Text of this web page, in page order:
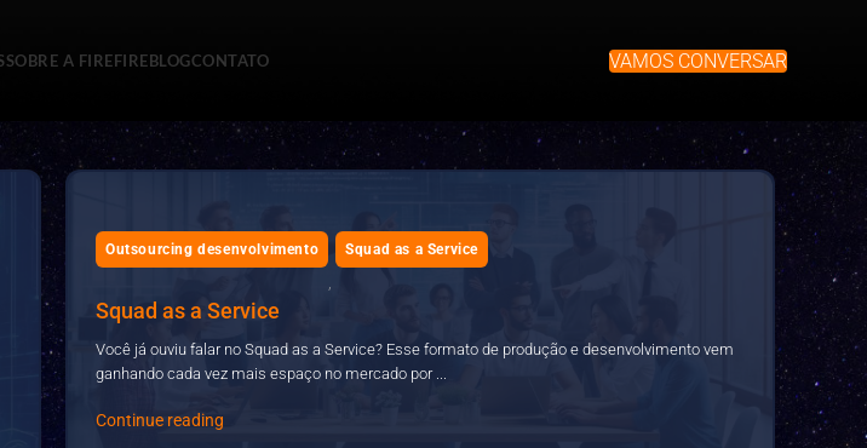
SOBRE A FIREFIREBLOGCONTATO VAMOS CONVERSAR
Outsourcing desenvolvimento Squad as a Service
Squad as a Service
Você já ouviu falar no Squad as a Service? Esse formato de produção e desenvolvimento vem
ganhando cada vez mais espaço no mercado por ...
Continue reading